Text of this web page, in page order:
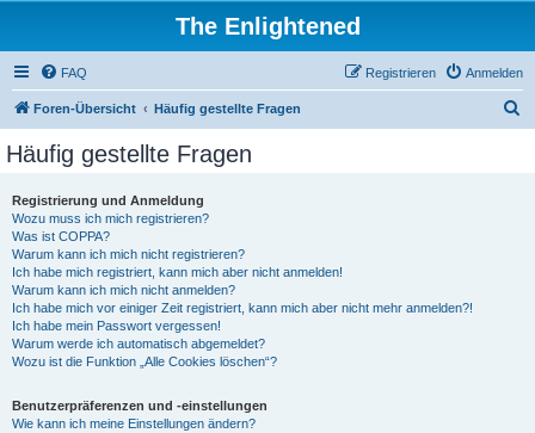
The Enlightened
FAQ Anmelden
Registrieren
Foren-Übersicht Häufig gestellte Fragen
Häufig gestellte Fragen
Registrierung und Anmeldung
Wozu muss ich mich registrieren?
Was ist COPPA?
Warum kann ich mich nicht registrieren?
Ich habe mich registriert, kann mich aber nicht anmelden!
Warum kann ich mich nicht anmelden?
Ich habe mich vor einiger Zeit registriert, kann mich aber nicht mehr anmelden?!
Ich habe mein Passwort vergessen!
Warum werde ich automatisch abgemeldet?
Wozu ist die Funktion „Alle Cookies löschen“?
Benutzerpräferenzen und -einstellungen
Wie kann ich meine Einstellungen ändern?